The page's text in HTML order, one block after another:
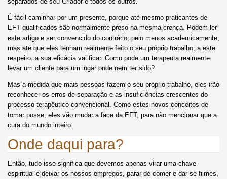
É fácil caminhar por um presente, porque até mesmo praticantes de
EFT qualificados são normalmente preso na mesma crença. Podem ler
este artigo e ser convencido do contrário, pelo menos academicamente,
mas até que eles tenham realmente feito o seu próprio trabalho, a este
respeito, a sua eficácia vai ficar. Como pode um terapeuta realmente
levar um cliente para um lugar onde nem ter sido?
Mas à medida que mais pessoas fazem o seu próprio trabalho, eles irão
reconhecer os erros de separação e as insuficiências crescentes do
processo terapêutico convencional. Como estes novos conceitos de
tomar posse, eles vão mudar a face da EFT, para não mencionar que a
cura do mundo inteiro.
Onde daqui para?
Então, tudo isso significa que devemos apenas virar uma chave
espiritual e deixar os nossos empregos, parar de comer e dar-se filmes,